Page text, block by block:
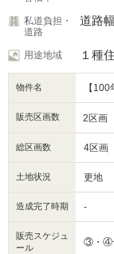
私道負担・
道路
道路
用途地域 １種
物件名 【
販売区画数 2区画
総区画数 4区画
土地状況 更地
造成完了時期 -
販売スケジュ
ール
③・④